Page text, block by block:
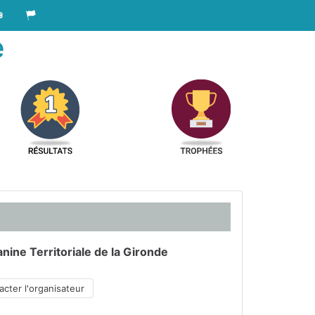
Territoriale de la Gironde
l'organisateur